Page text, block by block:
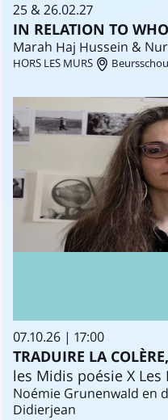
25 & 26.02.27
Marah Haj Hussein &
HORS LES MURS
07.10.26 | 17:00
TRADUIRE LA
les Midis poésie X
Noémie Grunenwald en
Didierjean